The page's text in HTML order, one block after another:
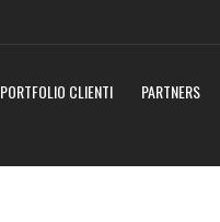
PORTFOLIO CLIENTI PARTNERS